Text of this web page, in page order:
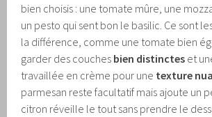
bien choisis : une tomate mûre, une
un pesto qui sent bon le basilic. Ce sont
la différence, comme une tomate bien
garder des couches bien distinctes et
travaillée en crème pour une texture
parmesan reste facultatif mais ajoute un
citron réveille le tout sans prendre le